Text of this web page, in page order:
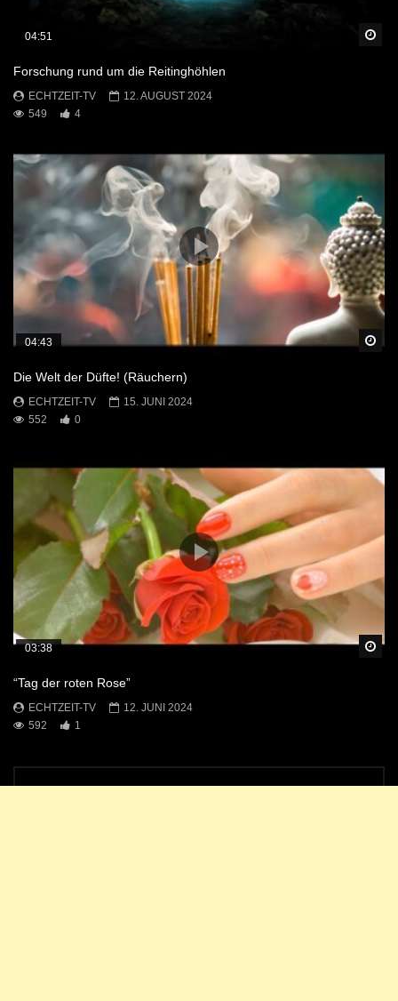
04:51
Forschung rund um die Reitinghöhlen
ECHTZEIT-TV
12. AUGUST 2024
549
4
04:43
Die Welt der Düfte! (Räuchern)
ECHTZEIT-TV
15. JUNI 2024
552
0
03:38
“Tag der roten Rose”
ECHTZEIT-TV
12. JUNI 2024
592
1